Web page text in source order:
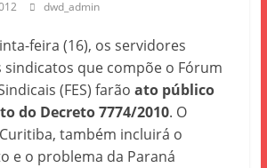
dwd_admin
feira (16), os servidores
sindicatos que compõe o Fórum
(FES) farão ato público
do Decreto 7774/2010. O
também incluirá o
e o problema da Paraná